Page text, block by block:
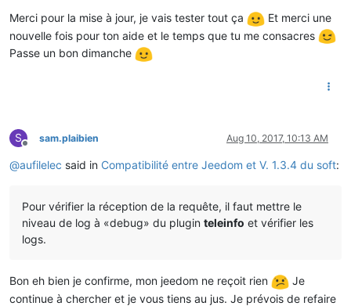
Merci pour la mise à jour, je vais tester tout ça
Et merci une
nouvelle fois pour ton aide et le temps que tu me consacres
Passe un bon dimanche
S
Offline
sam.plaibien Aug 10, 2017, 10:13 AM
@aufilelec said in Compatibilité entre Jeedom et V. 1.3.4 du soft:
Pour vérifier la réception de la requête, il faut mettre le
niveau de log à «debug» du plugin teleinfo et vérifier les
logs.
Bon eh bien je confirme, mon jeedom ne reçoit rien
Je
continue à chercher et je vous tiens au jus. Je prévois de refaire